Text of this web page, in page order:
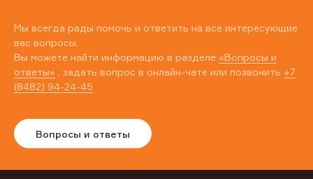
Мы всегда рады помочь и ответить на все интересующие
вас вопросы.
Вы можете найти информацию в разделе «Вопросы и
ответы» , задать вопрос в онлайн-чате или позвонить +7
(8482) 94-24-45
Вопросы и ответы